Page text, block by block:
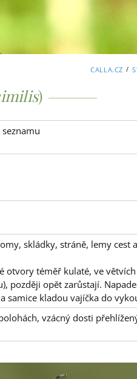
CALLA.CZ /
)
skládky, stráně, lemy cest
otvory téměř kulaté, ve
později opět zarůstají.
samice kladou vajíčka do
vzácný dosti